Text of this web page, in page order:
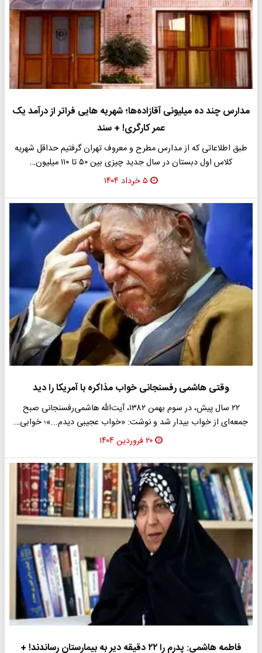
مدارس چند ده میلیونی آقازاده‌ها؛ شهریه هایی فراتر از درآمد یک
عمر کارگری! + سند
طبق اطلاعاتی که از مدارس مطرح و معروف تهران گرفتیم حداقل شهریه
کلاس اول دبستان در سال جدید چیزی بین ۵۰ تا ۱۱۰ میلیون…
۵ خرداد ۱۴۰۴
وقتی هاشمی‌ رفسنجانی خواب مذاکره با آمریکا را دید
۲۲ سال پیش، در سوم بهمن ۱۳۸۲، آیت‌الله هاشمی‌رفسنجانی صبح
جمعه‌ای از خواب بیدار شد و نوشت: «خواب عجیبی دیدم...»؛ خوابی…
۲۰ فروردین ۱۴۰۴
فاطمه هاشمی: پدرم را ۲۲ دقیقه دیر به بیمارستان رساندند! +